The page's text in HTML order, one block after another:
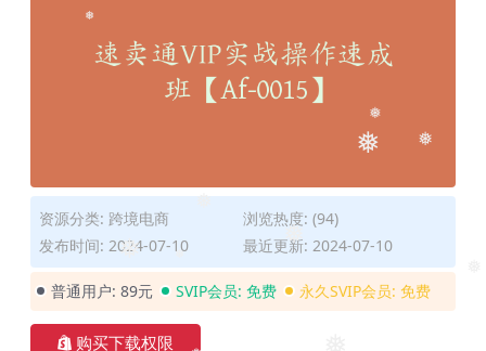
❅
❅
❅
❅
❅
❅
资源分类: 跨境电商
浏览热度: (94)
发布时间: 2024-07-10
最近更新: 2024-07-10
普通用户: 89元 SVIP会员: 免费 永久SVIP会员: 免费
购买下载权限